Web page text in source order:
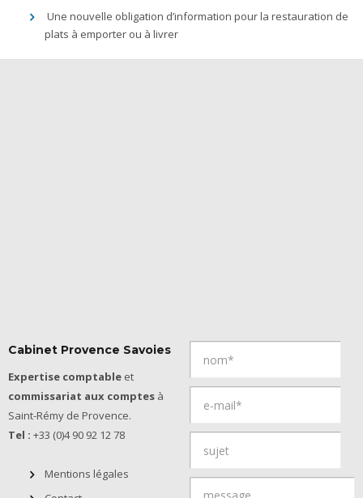
Une nouvelle obligation d’information pour la restauration de
plats à emporter ou à livrer
Cabinet Provence Savoies
Expertise comptable et
commissariat aux comptes à
Saint-Rémy de Provence.
Tel : +33 (0)4 90 92 12 78
Mentions légales